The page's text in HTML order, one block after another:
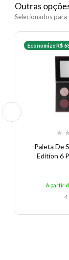
Outras
Selecionados para
Economize R$
★
Paleta De
Edition 6
A partir
4